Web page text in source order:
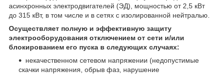
асинхронных электродвигателей (ЭД), мощностью от 2,5 кВт
до 315 кВт, в том числе и в сетях с изолированной нейтралью.
Осуществляет полную и эффективную защиту
электрооборудования отключением от сети и/или
блокированием его пуска в следующих случаях:
некачественном сетевом напряжении (недопустимые
скачки напряжения, обрыв фаз, нарушение